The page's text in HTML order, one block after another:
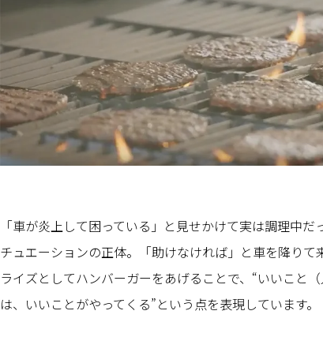
「車が炎上して困っている」と見せかけて実は調理中
チュエーションの正体。「助けなければ」と車を降りて
ライズとしてハンバーガーをあげることで、“いいこと
は、いいことがやってくる”という点を表現しています。